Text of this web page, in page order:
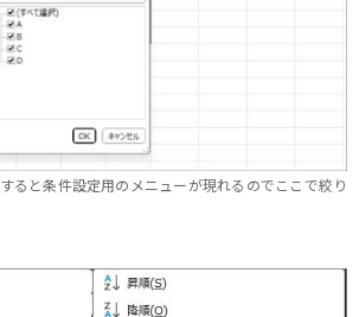
ると条件設定用のメニューが現れるのでここで絞り